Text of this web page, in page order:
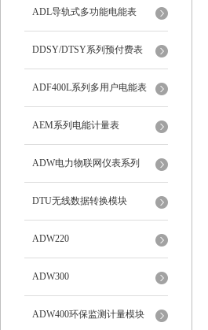
ADL导轨式多功能电能表
DDSY/DTSY系列预付费表
ADF400L系列多用户电能表
AEM系列电能计量表
ADW电力物联网仪表系列
DTU无线数据转换模块
ADW220
ADW300
ADW400环保监测计量模块